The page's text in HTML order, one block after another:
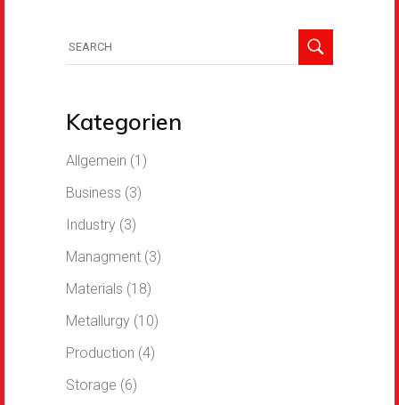
Kategorien
Allgemein (1)
Business (3)
Industry (3)
Managment (3)
Materials (18)
Metallurgy (10)
Production (4)
Storage (6)